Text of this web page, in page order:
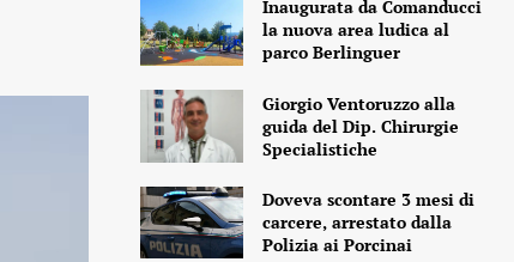
Inaugurata da Comanducci
la nuova area ludica al
parco Berlinguer
Giorgio Ventoruzzo alla
guida del Dip. Chirurgie
Specialistiche
Doveva scontare 3 mesi di
carcere, arrestato dalla
Polizia ai Porcinai